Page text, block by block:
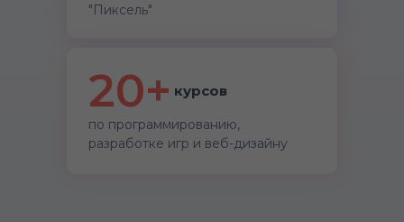
"Пиксель"
по программированию,
разработке игр и веб-дизайну
20+ курсов